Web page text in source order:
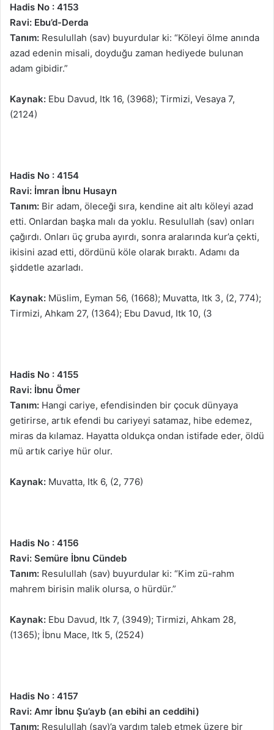
Hadis No : 4153
Ravi: Ebu’d-Derda
Tanım: Resulullah (sav) buyurdular ki: “Köleyi ölme anında
azad edenin misali, doyduğu zaman hediyede bulunan
adam gibidir.”
Kaynak: Ebu Davud, Itk 16, (3968); Tirmizi, Vesaya 7,
(2124)
Hadis No : 4154
Ravi: İmran İbnu Husayn
Tanım: Bir adam, öleceği sıra, kendine ait altı köleyi azad
etti. Onlardan başka malı da yoklu. Resulullah (sav) onları
çağırdı. Onları üç gruba ayırdı, sonra aralarında kur’a çekti,
ikisini azad etti, dördünü köle olarak bıraktı. Adamı da
şiddetle azarladı.
Kaynak: Müslim, Eyman 56, (1668); Muvatta, Itk 3, (2, 774);
Tirmizi, Ahkam 27, (1364); Ebu Davud, Itk 10, (3
Hadis No : 4155
Ravi: İbnu Ömer
Tanım: Hangi cariye, efendisinden bir çocuk dünyaya
getirirse, artık efendi bu cariyeyi satamaz, hibe edemez,
miras da kılamaz. Hayatta oldukça ondan istifade eder, öldü
mü artık cariye hür olur.
Kaynak: Muvatta, Itk 6, (2, 776)
Hadis No : 4156
Ravi: Semüre İbnu Cündeb
Tanım: Resulullah (sav) buyurdular ki: “Kim zü-rahm
mahrem birisin malik olursa, o hürdür.”
Kaynak: Ebu Davud, Itk 7, (3949); Tirmizi, Ahkam 28,
(1365); İbnu Mace, Itk 5, (2524)
Hadis No : 4157
Ravi: Amr İbnu Şu’ayb (an ebihi an ceddihi)
Tanım: Resulullah (sav)’a yardım taleb etmek üzere bir